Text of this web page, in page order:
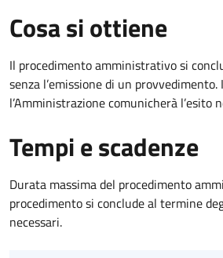
Cosa si ottiene
Il procedimento amministrativo si
senza l’emissione di un
l’Amministrazione comunicherà l’esito
Tempi e scadenze
Durata massima del procedimento
procedimento si conclude al termine
necessari.